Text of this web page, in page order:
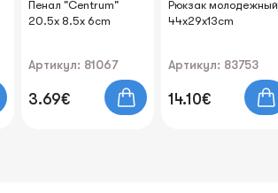
Пенал "Centrum"
20.5x 8.5x 6cm
Артикул: 81067
3.69€
Рюкзак молодежный
44x29x13cm
Артикул: 83753
14.10€